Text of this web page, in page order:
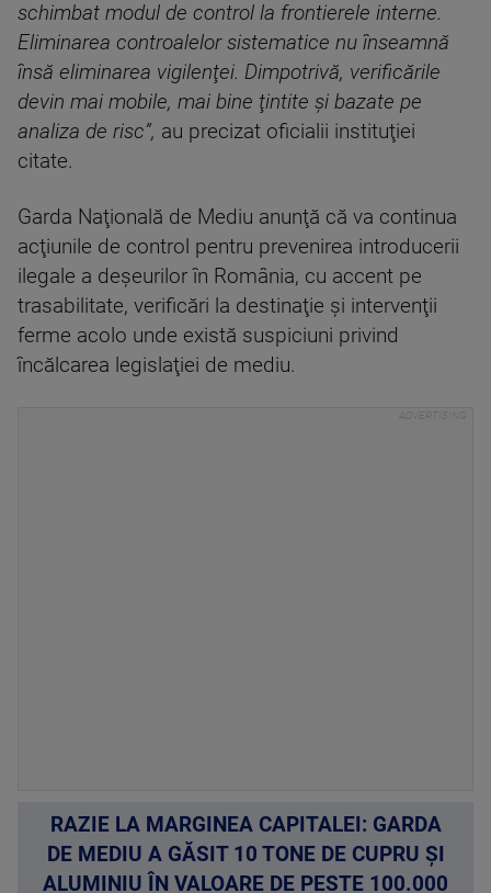
schimbat modul de control la frontierele interne.
Eliminarea controalelor sistematice nu înseamnă
însă eliminarea vigilenţei. Dimpotrivă, verificările
devin mai mobile, mai bine ţintite şi bazate pe
analiza de risc”, au precizat oficialii instituţiei
citate.
Garda Naţională de Mediu anunţă că va continua
acţiunile de control pentru prevenirea introducerii
ilegale a deşeurilor în România, cu accent pe
trasabilitate, verificări la destinaţie şi intervenţii
ferme acolo unde există suspiciuni privind
încălcarea legislaţiei de mediu.
RAZIE LA MARGINEA CAPITALEI: GARDA
DE MEDIU A GĂSIT 10 TONE DE CUPRU ȘI
ALUMINIU ÎN VALOARE DE PESTE 100.000